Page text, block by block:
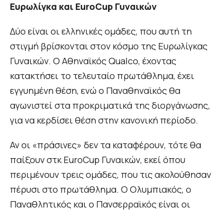
Ευρωλίγκα και EuroCup Γυναικών
Δύο είναι οι ελληνικές ομάδες, που αυτή τη
στιγμή βρίσκονται στον κόσμο της Ευρωλίγκας
Γυναικών. Ο Αθηναϊκός Qualco, έχοντας
κατακτήσει το τελευταίο πρωτάθλημα, έχει
εγγυημένη θέση, ενώ ο Παναθηναϊκός θα
αγωνιστεί στα προκριματικά της διοργάνωσης,
για να κερδίσει θέση στην κανονική περίοδο.
Αν οι «πράσινες» δεν τα καταφέρουν, τότε θα
παίξουν στκ EuroCup Γυναικών, εκεί όπου
περιμένουν τρεις ομάδες, που τις ακολούθησαν
πέρυσι στο πρωτάθλημα. Ο Ολυμπιακός, ο
Παναθλητικός και ο Πανσερραϊκός είναι οι